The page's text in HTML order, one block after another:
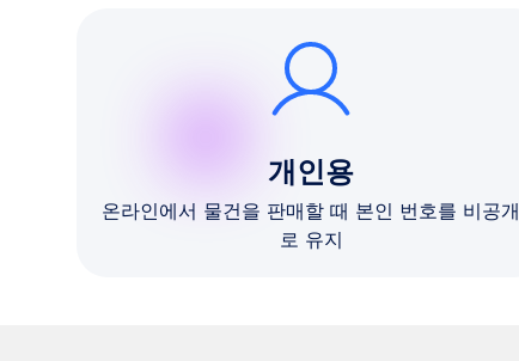
개인용
온라인에서 물건을 판매할 때 본인 번호를 비공개
로 유지